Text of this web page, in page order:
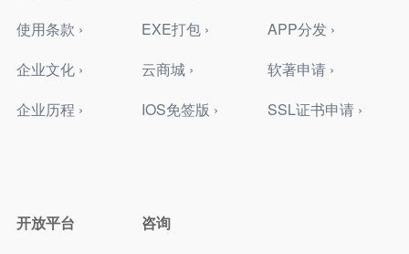
使用条款 ›
企业文化 ›
企业历程 ›
EXE打包 ›
云商城 ›
IOS免签版 ›
APP分发 ›
软著申请 ›
SSL证书申请 ›
开放平台 咨询